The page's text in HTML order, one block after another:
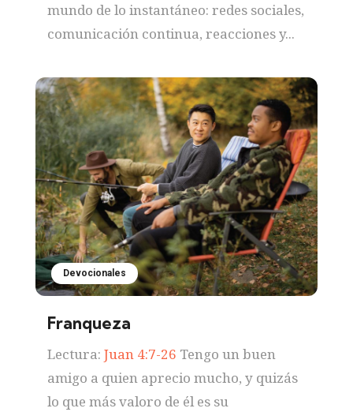
mundo de lo instantáneo: redes sociales,
comunicación continua, reacciones y...
Devocionales
Franqueza
Lectura: Juan 4:7-26 Tengo un buen
amigo a quien aprecio mucho, y quizás
lo que más valoro de él es su